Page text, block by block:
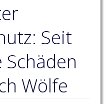
Seit
Wölfe